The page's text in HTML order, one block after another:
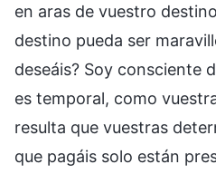
en aras de vuestro
destino pueda ser
deseáis? Soy consciente
es temporal, como
resulta que vuestras
que pagáis solo están